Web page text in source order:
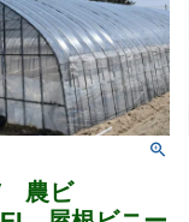
農ビ